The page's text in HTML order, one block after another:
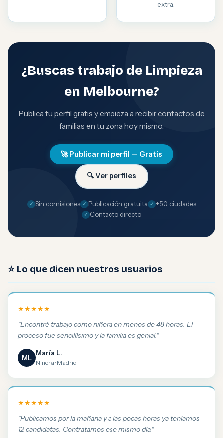
extra.
¿Buscas trabajo de Limpieza
en Melbourne?
Publica tu perfil gratis y empieza a recibir contactos de
familias en tu zona hoy mismo.
🚀 Publicar mi perfil — Gratis
🔍 Ver perfiles
Sin comisiones Publicación gratuita
+50 ciudades
Contacto directo
⭐ Lo que dicen nuestros usuarios
★★★★★
"Encontré trabajo como niñera en menos de 48 horas. El
proceso fue sencillísimo y la familia es genial."
ML
María L.
Niñera · Madrid
★★★★★
"Publicamos por la mañana y a las pocas horas ya teníamos
12 candidatas. Contratamos ese mismo día."